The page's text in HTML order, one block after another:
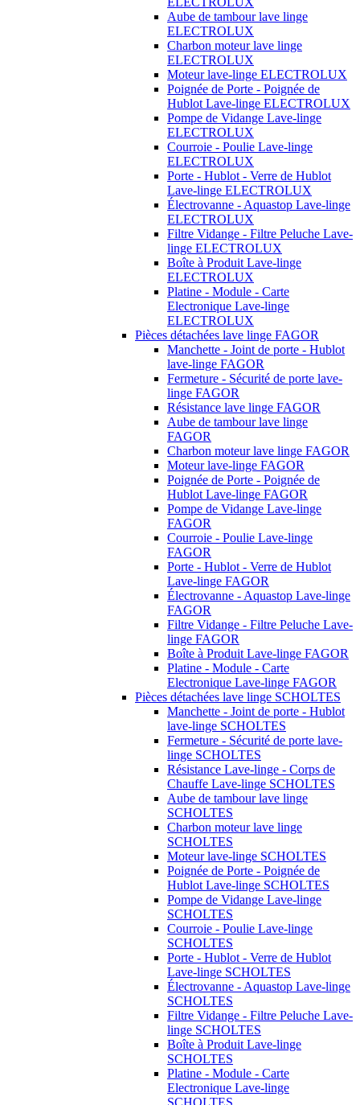
Aube de tambour lave linge
ELECTROLUX
Charbon moteur lave linge
ELECTROLUX
Moteur lave-linge ELECTROLUX
Poignée de Porte - Poignée de
Hublot Lave-linge ELECTROLUX
Pompe de Vidange Lave-linge
ELECTROLUX
Courroie - Poulie Lave-linge
ELECTROLUX
Porte - Hublot - Verre de Hublot
Lave-linge ELECTROLUX
Électrovanne - Aquastop Lave-linge
ELECTROLUX
Filtre Vidange - Filtre Peluche Lave-
linge ELECTROLUX
Boîte à Produit Lave-linge
ELECTROLUX
Platine - Module - Carte
Electronique Lave-linge
ELECTROLUX
Pièces détachées lave linge FAGOR
Manchette - Joint de porte - Hublot
lave-linge FAGOR
Fermeture - Sécurité de porte lave-
linge FAGOR
Résistance lave linge FAGOR
Aube de tambour lave linge
FAGOR
Charbon moteur lave linge FAGOR
Moteur lave-linge FAGOR
Poignée de Porte - Poignée de
Hublot Lave-linge FAGOR
Pompe de Vidange Lave-linge
FAGOR
Courroie - Poulie Lave-linge
FAGOR
Porte - Hublot - Verre de Hublot
Lave-linge FAGOR
Électrovanne - Aquastop Lave-linge
FAGOR
Filtre Vidange - Filtre Peluche Lave-
linge FAGOR
Boîte à Produit Lave-linge FAGOR
Platine - Module - Carte
Electronique Lave-linge FAGOR
Pièces détachées lave linge SCHOLTES
Manchette - Joint de porte - Hublot
lave-linge SCHOLTES
Fermeture - Sécurité de porte lave-
linge SCHOLTES
Résistance Lave-linge - Corps de
Chauffe Lave-linge SCHOLTES
Aube de tambour lave linge
SCHOLTES
Charbon moteur lave linge
SCHOLTES
Moteur lave-linge SCHOLTES
Poignée de Porte - Poignée de
Hublot Lave-linge SCHOLTES
Pompe de Vidange Lave-linge
SCHOLTES
Courroie - Poulie Lave-linge
SCHOLTES
Porte - Hublot - Verre de Hublot
Lave-linge SCHOLTES
Électrovanne - Aquastop Lave-linge
SCHOLTES
Filtre Vidange - Filtre Peluche Lave-
linge SCHOLTES
Boîte à Produit Lave-linge
SCHOLTES
Platine - Module - Carte
Electronique Lave-linge
SCHOLTES